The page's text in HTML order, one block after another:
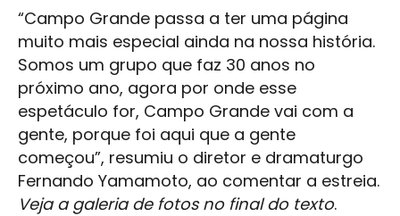
“Campo Grande passa a ter uma página
muito mais especial ainda na nossa história.
Somos um grupo que faz 30 anos no
próximo ano, agora por onde esse
espetáculo for, Campo Grande vai com a
gente, porque foi aqui que a gente
começou”, resumiu o diretor e dramaturgo
Fernando Yamamoto, ao comentar a estreia.
Veja a galeria de fotos no final do texto.